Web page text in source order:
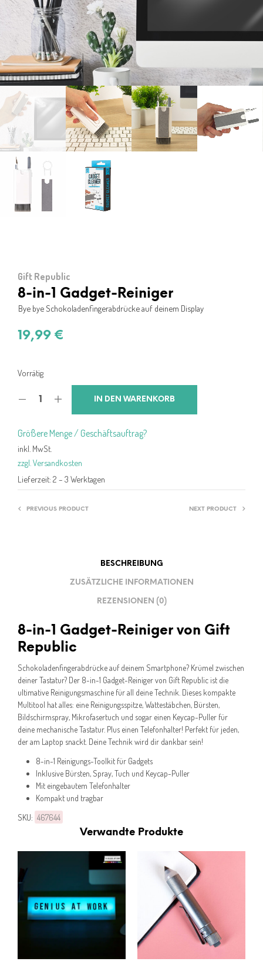
Gift Republic
8-in-1 Gadget-Reiniger
Bye bye Schokoladenfingerabdrücke auf deinem Display
19,99 €
Vorrätig
IN DEN WARENKORB
Größere Menge / Geschäftsauftrag?
inkl. MwSt.
zzgl. Versandkosten
Lieferzeit: 2 – 3 Werktagen
PREVIOUS PRODUCT NEXT PRODUCT
BESCHREIBUNG
ZUSÄTZLICHE INFORMATIONEN
REZENSIONEN (0)
8-in-1 Gadget-Reiniger von Gift
Republic
Schokoladenfingerabdrücke auf deinem Smartphone? Krümel zwischen
deiner Tastatur? Der 8-in-1 Gadget-Reiniger von Gift Republic ist die
ultimative Reinigungsmaschine für all deine Technik. Dieses kompakte
Multitool hat alles: eine Reinigungsspitze, Wattestäbchen, Bürsten,
Bildschirmspray, Mikrofasertuch und sogar einen Keycap-Puller für
deine mechanische Tastatur. Plus einen Telefonhalter! Perfekt für jeden,
der am Laptop snackt. Deine Technik wird dir dankbar sein!
8-in-1 Reinigungs-Toolkit für Gadgets
Inklusive Bürsten, Spray, Tuch und Keycap-Puller
Mit eingebautem Telefonhalter
Kompakt und tragbar
SKU: 467644
Verwandte Produkte